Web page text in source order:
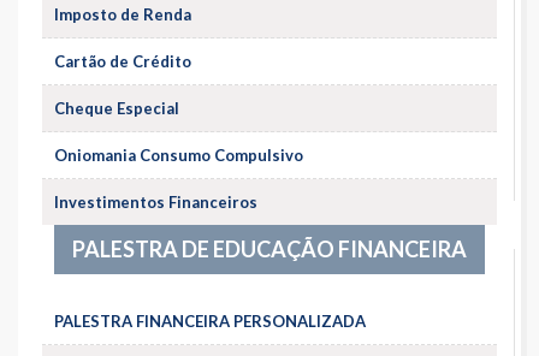
Imposto de Renda
Cartão de Crédito
Cheque Especial
Oniomania Consumo Compulsivo
Investimentos Financeiros
PALESTRA DE EDUCAÇÃO FINANCEIRA
PALESTRA FINANCEIRA PERSONALIZADA